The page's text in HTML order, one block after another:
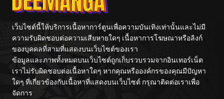
เว็บไซต์นี้ให้บริการเนื้อหาการ์ตูนเพื่อความบันเทิงเท่านั้นและไม่มี
ความรับผิดชอบต่อความเสียหายใดๆ เนื้อหาการโฆษณาหรือลิงก์
ของบุคคลที่สามที่แสดงบนเว็บไซต์ของเรา
ข้อมูลและภาพทั้งหมดบนเว็บไซต์ถูกเก็บรวบรวมจากอินเทอร์เน็ต
เราไม่รับผิดชอบต่อเนื้อหาใดๆ หากคุณหรือองค์กรของคุณมีปัญหา
ใดๆ ที่เกี่ยวข้องกับเนื้อหาที่แสดงบนเว็บไซต์ กรุณาติดต่อเราเพื่อ
จัดการ